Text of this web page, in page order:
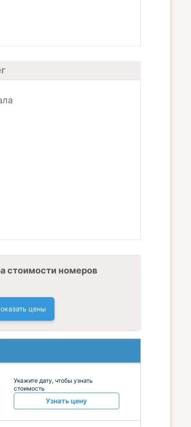
стоимости номеров
цены
Укажите дату, чтобы узнать
стоимость
Узнать цену